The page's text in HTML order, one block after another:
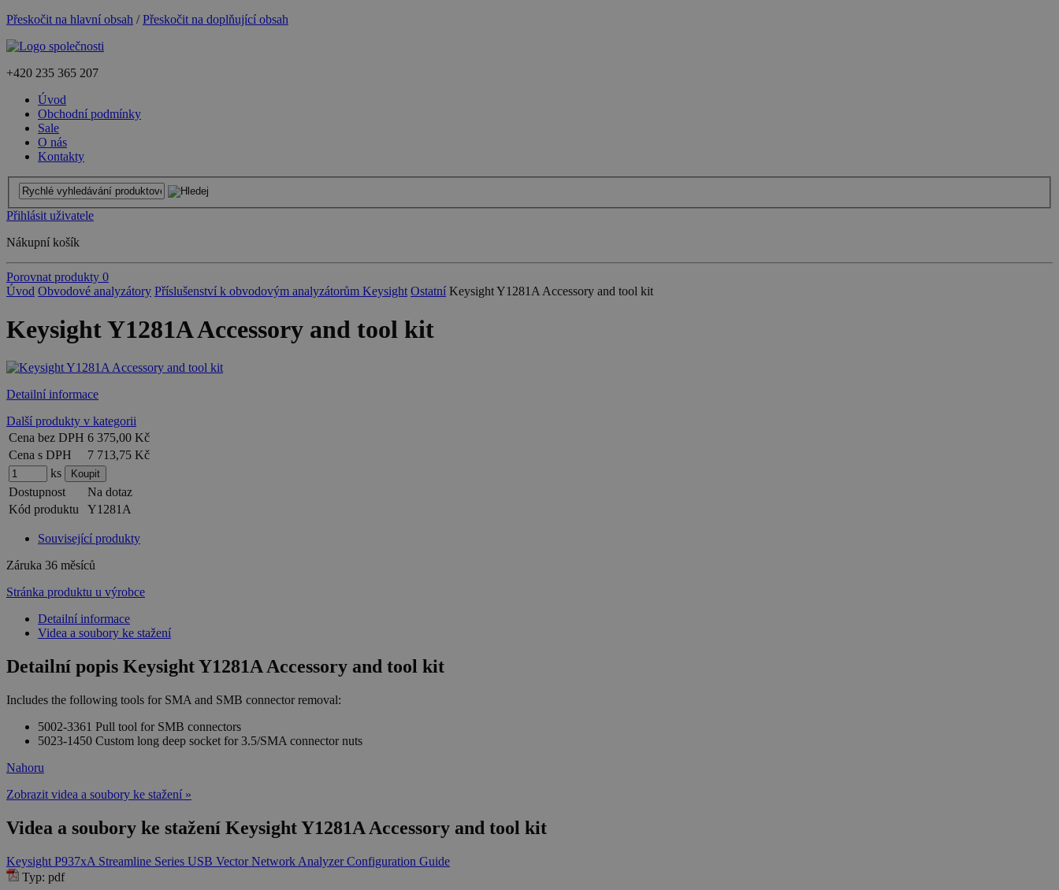
Přeskočit na hlavní obsah /Přeskočit na doplňující obsah
+420 235 365 207
Úvod
Obchodní podmínky
Sale
O nás
Kontakty
Přihlásit uživatele
Nákupní košík
Porovnat produkty 0
Úvod Obvodové analyzátory Příslušenství k obvodovým analyzátorům Keysight Ostatní Keysight Y1281A Accessory and tool kit
Keysight Y1281A Accessory and tool kit
Detailní informace
Další produkty v kategorii
Cena bez DPH 6 375,00 Kč
Cena s DPH
7 713,75 Kč
ks
Dostupnost
Na dotaz
Kód produktu
Y1281A
Související produkty
Záruka 36 měsíců
Stránka produktu u výrobce
Detailní informace
Videa a soubory ke stažení
Detailní popis Keysight Y1281A Accessory and tool kit
Includes the following tools for SMA and SMB connector removal:
5002-3361 Pull tool for SMB connectors
5023-1450 Custom long deep socket for 3.5/SMA connector nuts
Nahoru
Zobrazit videa a soubory ke stažení »
Videa a soubory ke stažení Keysight Y1281A Accessory and tool kit
Keysight P937xA Streamline Series USB Vector Network Analyzer Configuration Guide
Typ: pdf